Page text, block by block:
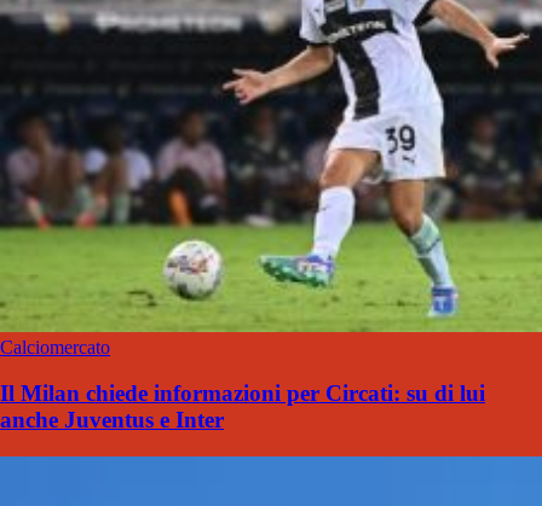
Calciomercato
Il Milan chiede informazioni per Circati: su di lui
anche Juventus e Inter